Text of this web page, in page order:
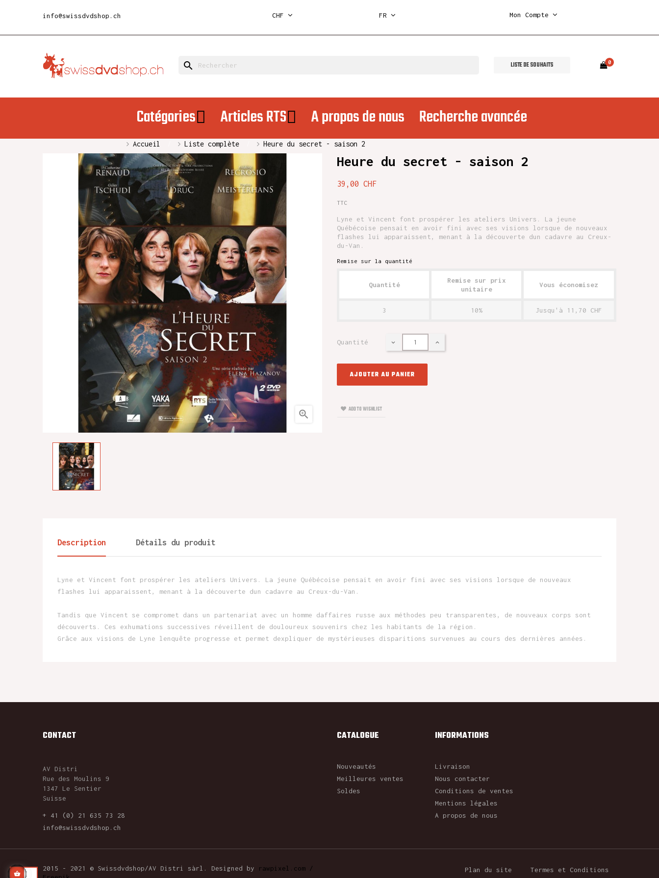
info@swissdvdshop.ch CHF FR Mon Compte
search LISTE DE SOUHAITS 0
Catégories Articles RTS A propos de nous Recherche avancée
Accueil Liste complète Heure du secret - saison 2

Heure du secret - saison 2
39,00 CHF
TTC
Lyne et Vincent font prospérer les ateliers Univers. La jeune
Québécoise pensait en avoir fini avec ses visions lorsque de nouveaux
flashes lui apparaissent, menant à la découverte dun cadavre au Creux-
du-Van.
Remise sur la quantité
Quantité
Remise sur prix
unitaire
Vous économisez
3 10% Jusqu'à 11,70 CHF
Quantité
AJOUTER AU PANIER
ADD TO WISHLIST
Description Détails du produit
Lyne et Vincent font prospérer les ateliers Univers. La jeune Québécoise pensait en avoir fini avec ses visions lorsque de nouveaux
flashes lui apparaissent, menant à la découverte dun cadavre au Creux-du-Van.
Tandis que Vincent se compromet dans un partenariat avec un homme daffaires russe aux méthodes peu transparentes, de nouveaux corps sont
découverts. Ces exhumations successives réveillent de douloureux souvenirs chez les habitants de la région.
Grâce aux visions de Lyne lenquête progresse et permet dexpliquer de mystérieuses disparitions survenues au cours des dernières années.
CONTACT
AV Distri
Rue des Moulins 9
1347 Le Sentier
Suisse
+ 41 (0) 21 635 73 28
info@swissdvdshop.ch
CATALOGUE
Nouveautés
Meilleures ventes
Soldes
INFORMATIONS
Livraison
Nous contacter
Conditions de ventes
Mentions légales
A propos de nous
2015 - 2021 © Swissdvdshop/AV Distri sàrl. Designed by
rawpixel.com /
Plan du site Termes et Conditions